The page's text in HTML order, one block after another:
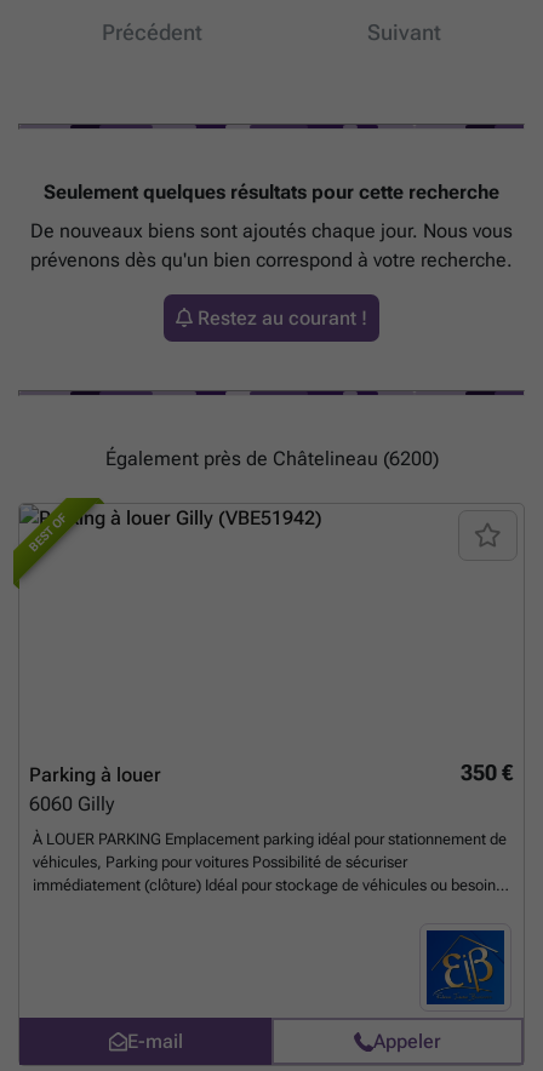
Précédent Suivant
Seulement quelques résultats pour cette recherche
De nouveaux biens sont ajoutés chaque jour. Nous vous
prévenons dès qu'un bien correspond à votre recherche.
Restez au courant !
Également près de Châtelineau (6200)
BEST OF
350 €
Parking à louer
6060 Gilly
À LOUER PARKING Emplacement parking idéal pour stationnement de
véhicules, Parking pour voitures Possibilité de sécuriser
immédiatement (clôture) Idéal pour stockage de véhicules ou besoin
euros/ mois Garantie locative : 3 mois Infos & visites : ### Elena
E-mail Appeler